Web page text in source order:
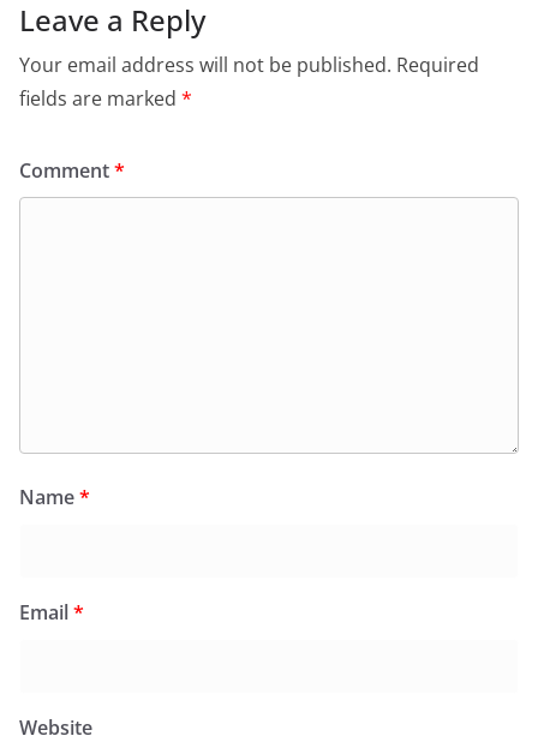
Leave a Reply
Your email address will not be published. Required
fields are marked *
Comment*
Name*
Email*
Website